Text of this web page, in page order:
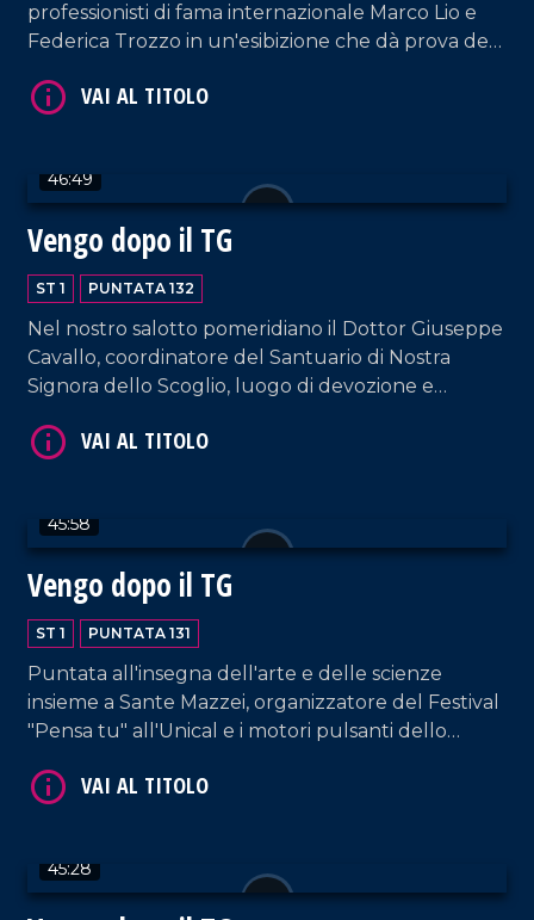
professionisti di fama internazionale Marco Lio e
Federica Trozzo in un'esibizione che dà prova del
Armando Piccolillo e le performance di DJ EL Dan
46:49
Vengo dopo il TG
ST 1 PUNTATA 132
Nel nostro salotto pomeridiano il Dottor Giuseppe
Cavallo, coordinatore del Santuario di Nostra
Signora dello Scoglio, luogo di devozione e
come la "Lourdes italiana".
45:58
Vengo dopo il TG
ST 1 PUNTATA 131
Puntata all'insegna dell'arte e delle scienze
insieme a Sante Mazzei, organizzatore del Festival
"Pensa tu" all'Unical e i motori pulsanti dello
adattamento del celebre romanzo dello scrittore
45:28
VAI AL TITOLO
VAI AL TITOLO